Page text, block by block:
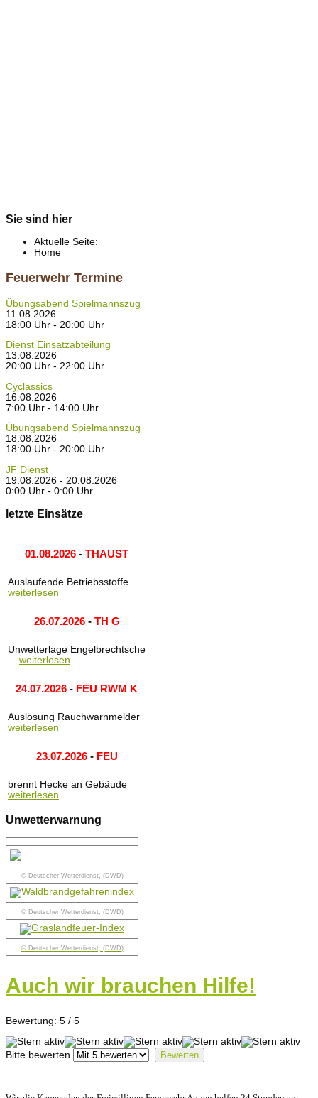
Sie sind hier
Aktuelle Seite:
Home
Feuerwehr Termine
Übungsabend Spielmannszug
11.08.2026
18:00 Uhr - 20:00 Uhr
Dienst Einsatzabteilung
13.08.2026
20:00 Uhr - 22:00 Uhr
Cyclassics
16.08.2026
7:00 Uhr - 14:00 Uhr
Übungsabend Spielmannszug
18.08.2026
18:00 Uhr - 20:00 Uhr
JF Dienst
19.08.2026 - 20.08.2026
0:00 Uhr - 0:00 Uhr
letzte Einsätze
01.08.2026 - THAUST
Auslaufende Betriebsstoffe ...
weiterlesen
26.07.2026- TH G
Unwetterlage Engelbrechtsche
... weiterlesen
24.07.2026 - FEU RWM K
Auslösung Rauchwarnmelder
weiterlesen
23.07.2026- FEU
brennt Hecke an Gebäude
weiterlesen
Unwetterwarnung
© Deutscher Wetterdienst, (DWD)
© Deutscher Wetterdienst, (DWD)
© Deutscher Wetterdienst, (DWD)
Auch wir brauchen Hilfe!
Bewertung: 5 / 5
Bitte bewerten